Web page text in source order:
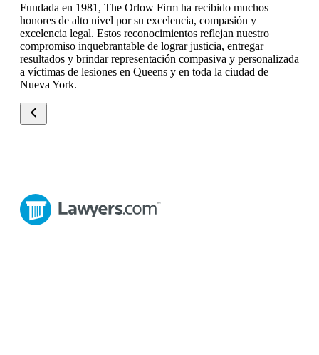
Fundada en 1981, The Orlow Firm ha recibido muchos
honores de alto nivel por su excelencia, compasión y
excelencia legal. Estos reconocimientos reflejan nuestro
compromiso inquebrantable de lograr justicia, entregar
resultados y brindar representación compasiva y personalizada
a víctimas de lesiones en Queens y en toda la ciudad de
Nueva York.